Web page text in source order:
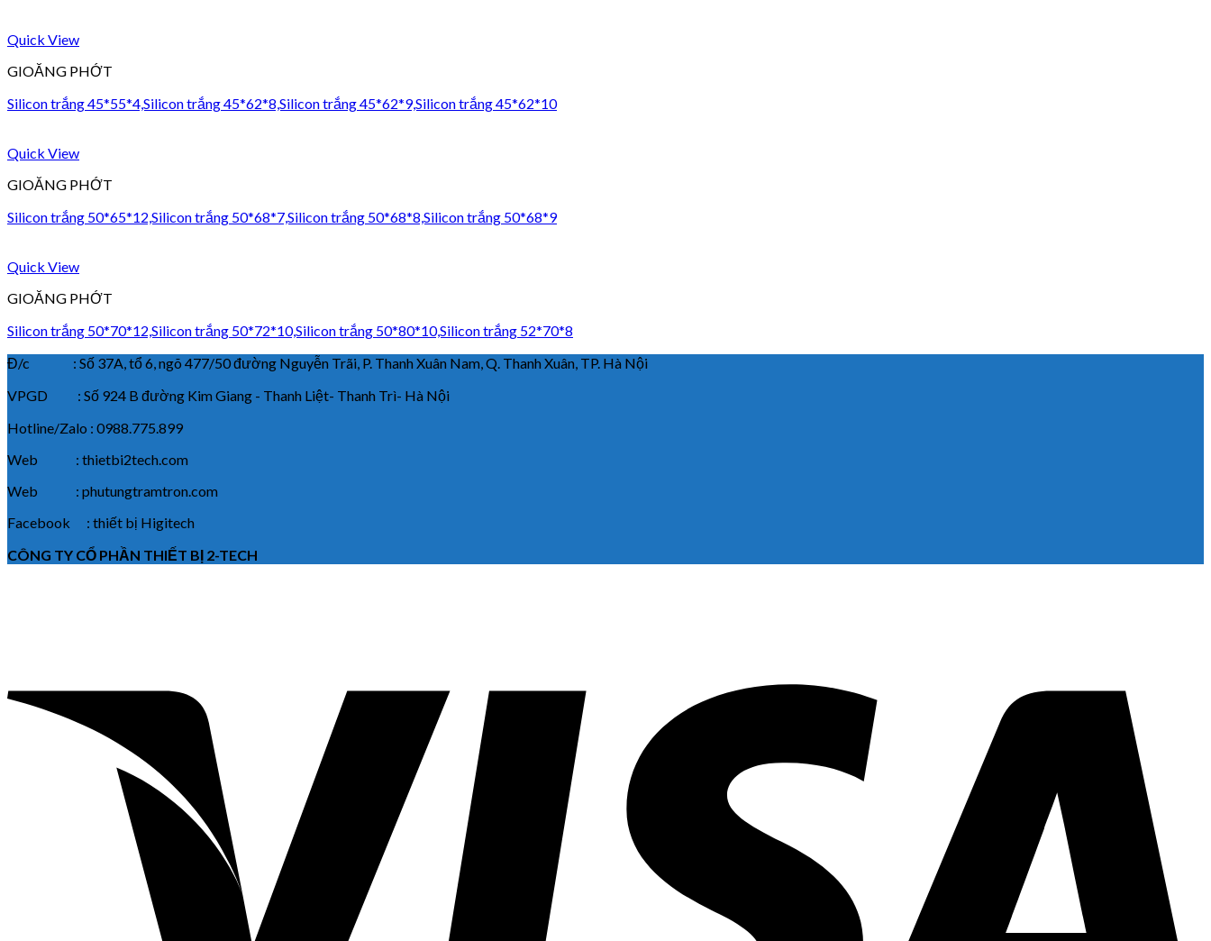
Quick View
GIOĂNG PHỚT
Silicon trắng 45*55*4,Silicon trắng 45*62*8,Silicon trắng 45*62*9,Silicon trắng 45*62*10
Quick View
GIOĂNG PHỚT
Silicon trắng 50*65*12,Silicon trắng 50*68*7,Silicon trắng 50*68*8,Silicon trắng 50*68*9
Quick View
GIOĂNG PHỚT
Silicon trắng 50*70*12,Silicon trắng 50*72*10,Silicon trắng 50*80*10,Silicon trắng 52*70*8
Đ/c : Số 37A, tổ 6, ngõ 477/50 đường Nguyễn Trãi, P. Thanh Xuân Nam, Q. Thanh Xuân, TP. Hà Nội
VPGD : Số 924 B đường Kim Giang - Thanh Liệt- Thanh Trì- Hà Nội
Hotline/Zalo : 0988.775.899
Web : thietbi2tech.com
Web : phutungtramtron.com
Facebook : thiết bị Higitech
CÔNG TY CỔ PHẦN THIẾT BỊ 2-TECH